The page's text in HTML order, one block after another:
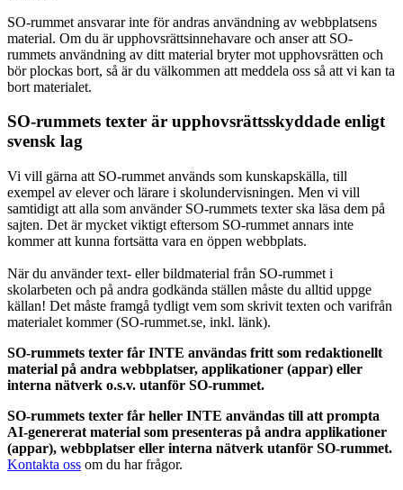
SO-rummet ansvarar inte för andras användning av webbplatsens
material. Om du är upphovsrättsinnehavare och anser att SO-
rummets användning av ditt material bryter mot upphovsrätten och
bör plockas bort, så är du välkommen att meddela oss så att vi kan ta
bort materialet.
SO-rummets texter är upphovsrättsskyddade enligt
svensk lag
Vi vill gärna att SO-rummet används som kunskapskälla, till
exempel av elever och lärare i skolundervisningen. Men vi vill
samtidigt att alla som använder SO-rummets texter ska läsa dem på
sajten. Det är mycket viktigt eftersom SO-rummet annars inte
kommer att kunna fortsätta vara en öppen webbplats.
När du använder text- eller bildmaterial från SO-rummet i
skolarbeten och på andra godkända ställen måste du alltid uppge
källan! Det måste framgå tydligt vem som skrivit texten och varifrån
materialet kommer (SO-rummet.se, inkl. länk).
SO-rummets texter får INTE användas fritt som redaktionellt
material på andra webbplatser, applikationer (appar) eller
interna nätverk o.s.v. utanför SO-rummet.
SO-rummets texter får heller INTE användas till att prompta
AI-genererat material som presenteras på andra applikationer
(appar), webbplatser eller interna nätverk utanför SO-rummet.
Kontakta oss om du har frågor.